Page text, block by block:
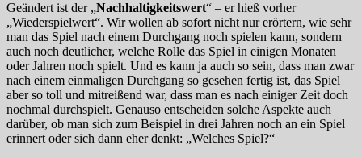
Geändert ist der „Nachhaltigkeitswert“ – er hieß vorher
„Wiederspielwert“. Wir wollen ab sofort nicht nur erörtern, wie sehr
man das Spiel nach einem Durchgang noch spielen kann, sondern
auch noch deutlicher, welche Rolle das Spiel in einigen Monaten
oder Jahren noch spielt. Und es kann ja auch so sein, dass man zwar
nach einem einmaligen Durchgang so gesehen fertig ist, das Spiel
aber so toll und mitreißend war, dass man es nach einiger Zeit doch
nochmal durchspielt. Genauso entscheiden solche Aspekte auch
darüber, ob man sich zum Beispiel in drei Jahren noch an ein Spiel
erinnert oder sich dann eher denkt: „Welches Spiel?“